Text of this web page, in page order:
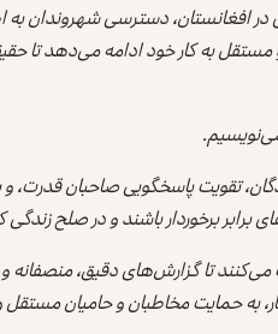
افغانستان، دسترسی شهروندان به
به کار خود ادامه می‌دهد تا
تقویت پاسخگویی صاحبان قدرت،
برخوردار باشند و در صلح زندگی
می‌کنند تا گزارش‌های دقیق،
به حمایت مخاطبان و حامیان